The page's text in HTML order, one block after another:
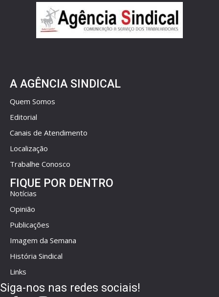
A AGÊNCIA SINDICAL
Quem Somos
Editorial
Canais de Atendimento
Localização
Trabalhe Conosco
FIQUE POR DENTRO
Notícias
Opinião
Publicações
Imagem da Semana
História Sindical
Links
Siga-nos nas redes sociais!